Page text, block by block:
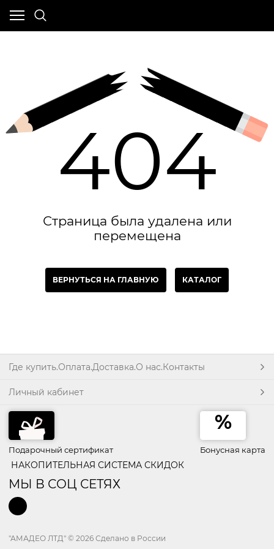
404
Страница была удалена или
перемещена
ВЕРНУТЬСЯ НА ГЛАВНУЮ КАТАЛОГ
Где купить.Оплата.Доставка.О нас.Контакты
Личный кабинет
Подарочный сертификат Бонусная карта
НАКОПИТЕЛЬНАЯ СИСТЕМА СКИДОК
МЫ В СОЦ СЕТЯХ
"АМАДЕО ЛТД" © 2026 Сделано в России